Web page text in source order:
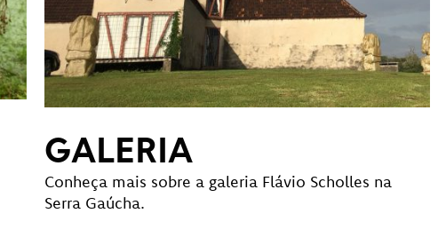
GALERIA
Conheça mais sobre a galeria Flávio Scholles na
Serra Gaúcha.